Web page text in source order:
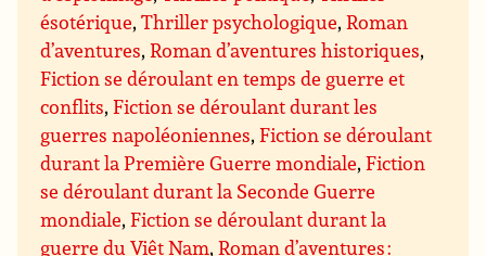
ésotérique,Thriller psychologique,Roman
d’aventures,Roman d’aventures historiques,
Fiction se déroulant en temps de guerre et
conflits,Fiction se déroulant durant les
guerres napoléoniennes,Fiction se déroulant
durant la Première Guerre mondiale,Fiction
se déroulant durant la Seconde Guerre
mondiale,Fiction se déroulant durant la
guerre du Viêt Nam,Roman d’aventures :